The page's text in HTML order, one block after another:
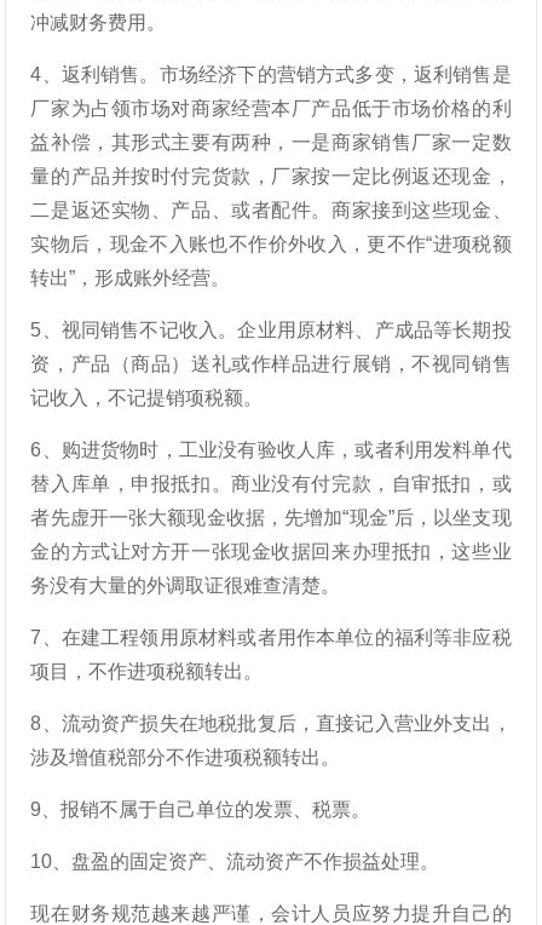
冲减财务费用。
4、返利销售。市场经济下的营销方式多变，返利销售是
厂家为占领市场对商家经营本厂产品低于市场价格的利
益补偿，其形式主要有两种，一是商家销售厂家一定数
量的产品并按时付完货款，厂家按一定比例返还现金，
二是返还实物、产品、或者配件。商家接到这些现金、
实物后，现金不入账也不作价外收入，更不作“进项税额
转出”，形成账外经营。
5、视同销售不记收入。企业用原材料、产成品等长期投
资，产品（商品）送礼或作样品进行展销，不视同销售
记收入，不记提销项税额。
6、购进货物时，工业没有验收人库，或者利用发料单代
替入库单，申报抵扣。商业没有付完款，自审抵扣，或
者先虚开一张大额现金收据，先增加“现金”后，以坐支现
金的方式让对方开一张现金收据回来办理抵扣，这些业
务没有大量的外调取证很难查清楚。
7、在建工程领用原材料或者用作本单位的福利等非应税
项目，不作进项税额转出。
8、流动资产损失在地税批复后，直接记入营业外支出，
涉及增值税部分不作进项税额转出。
9、报销不属于自己单位的发票、税票。
10、盘盈的固定资产、流动资产不作损益处理。
现在财务规范越来越严谨，会计人员应努力提升自己的